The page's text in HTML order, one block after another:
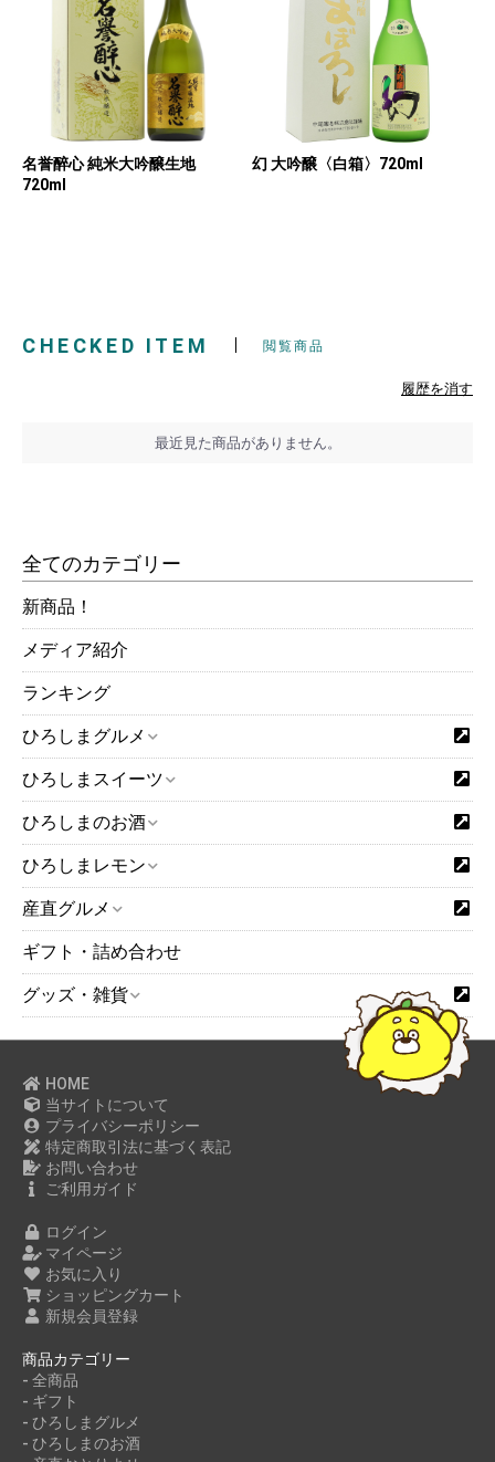
名誉醉心 純米大吟醸生地
720ml
幻 大吟醸〈白箱〉720ml
CHECKED ITEM 閲覧商品
履歴を消す
最近見た商品がありません。
全てのカテゴリー
新商品！
メディア紹介
ランキング
ひろしまグルメ
ひろしまスイーツ
ひろしまのお酒
ひろしまレモン
産直グルメ
ギフト・詰め合わせ
グッズ・雑貨
HOME
当サイトについて
プライバシーポリシー
特定商取引法に基づく表記
お問い合わせ
ご利用ガイド
ログイン
マイページ
お気に入り
ショッピングカート
新規会員登録
商品カテゴリー
- 全商品
- ギフト
- ひろしまグルメ
- ひろしまのお酒